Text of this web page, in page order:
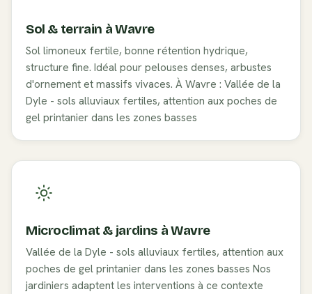
Sol & terrain àWavre
Sol limoneux fertile, bonne rétention hydrique,
structure fine. Idéal pour pelouses denses, arbustes
d'ornement et massifs vivaces. À Wavre : Vallée de la
Dyle - sols alluviaux fertiles, attention aux poches de
gel printanier dans les zones basses
Microclimat & jardins àWavre
Vallée de la Dyle - sols alluviaux fertiles, attention aux
poches de gel printanier dans les zones basses Nos
jardiniers adaptent les interventions à ce contexte